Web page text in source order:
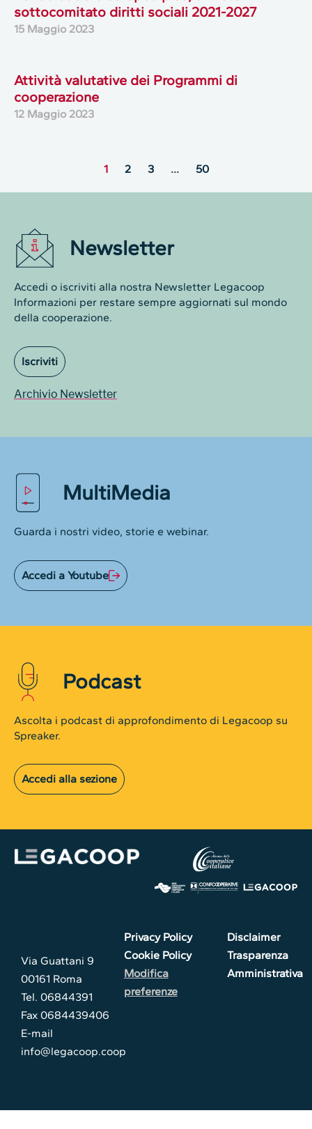
sottocomitato diritti sociali 2021-2027
15 Maggio 2023
Attività valutative dei Programmi di
cooperazione
12 Maggio 2023
1 2 3 … 50
Newsletter
Accedi o iscriviti alla nostra Newsletter Legacoop
Informazioni per restare sempre aggiornati sul mondo
della cooperazione.
Iscriviti
Archivio Newsletter
MultiMedia
Guarda i nostri video, storie e webinar.
Accedi a Youtube
Podcast
Ascolta i podcast di approfondimento di Legacoop su
Spreaker.
Accedi alla sezione
Via Guattani 9
00161 Roma
Tel. 06844391
Fax 0684439406
E-mail
info@legacoop.coop
Privacy Policy
Cookie Policy
Modifica
preferenze
Disclaimer
Trasparenza
Amministrativa